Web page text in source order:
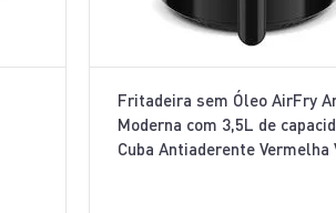
Fritadeira sem Óleo AirFry
Moderna com 3,5L de
Cuba Antiaderente Vermelha